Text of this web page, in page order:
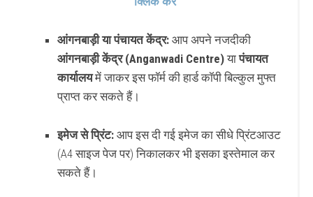
आंगनबाड़ी या पंचायत केंद्र: आप अपने नजदीकी
आंगनबाड़ी केंद्र (Anganwadi Centre)यापंचायत
कार्यालयमें जाकर इस फॉर्म की हार्ड कॉपी बिल्कुल मुफ्त
प्राप्त कर सकते हैं।
इमेज से प्रिंट: आप इस दी गई इमेज का सीधे प्रिंटआउट
(A4 साइज पेज पर) निकालकर भी इसका इस्तेमाल कर
सकते हैं।